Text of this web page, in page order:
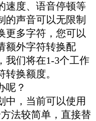
速度、语音停顿等
的声音可以无限制
更多字符，您可以
额外字符转换配
我们将在1-3个工作
换额度。
呢？
中，当前可以使用
法较简单，直接替